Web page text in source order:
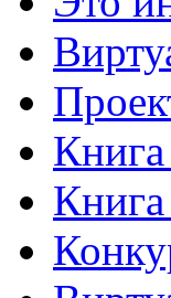
Книга